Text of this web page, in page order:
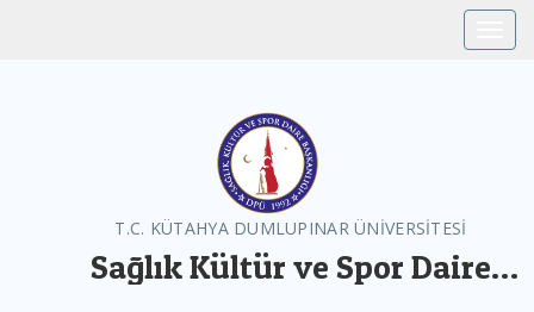
T.C. KÜTAHYA DUMLUPINAR ÜNİVERSİTESİ
Sağlık Kültür ve Spor Daire